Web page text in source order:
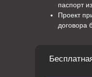
паспорт
Проект
договора